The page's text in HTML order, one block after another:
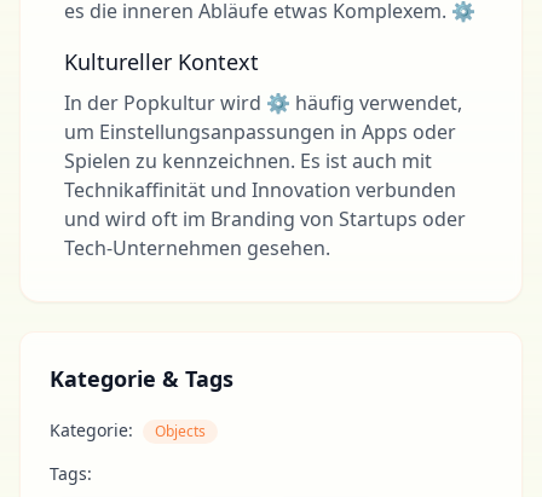
es die inneren Abläufe etwas Komplexem. ⚙
Kultureller Kontext
In der Popkultur wird ⚙ häufig verwendet,
um Einstellungsanpassungen in Apps oder
Spielen zu kennzeichnen. Es ist auch mit
Technikaffinität und Innovation verbunden
und wird oft im Branding von Startups oder
Tech-Unternehmen gesehen.
Kategorie & Tags
Kategorie: Objects
Tags: